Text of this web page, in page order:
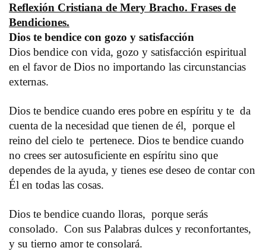
Reflexión Cristiana de Mery Bracho. Frases de
Bendiciones.
Dios te bendice con gozo y satisfacción
Dios bendice con vida, gozo y satisfacción espiritual
en el favor de Dios no importando las circunstancias
externas.
Dios te bendice cuando eres pobre en espíritu y te da
cuenta de la necesidad que tienen de él, porque el
reino del cielo te pertenece. Dios te bendice cuando
no crees ser autosuficiente en espíritu sino que
dependes de la ayuda, y tienes ese deseo de contar con
Él en todas las cosas.
Dios te bendice cuando lloras, porque serás
consolado. Con sus Palabras dulces y reconfortantes,
y su tierno amor te consolará.